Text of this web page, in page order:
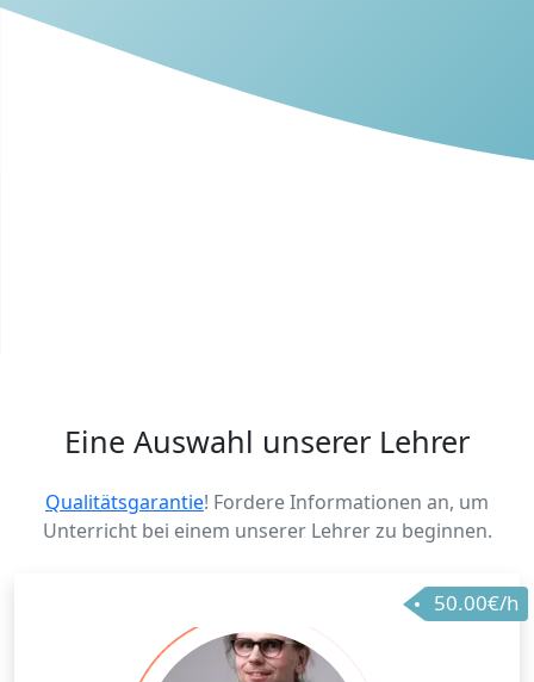
Eine Auswahl unserer Lehrer
Qualitätsgarantie! Fordere Informationen an, um
Unterricht bei einem unserer Lehrer zu beginnen.
50.00€/h